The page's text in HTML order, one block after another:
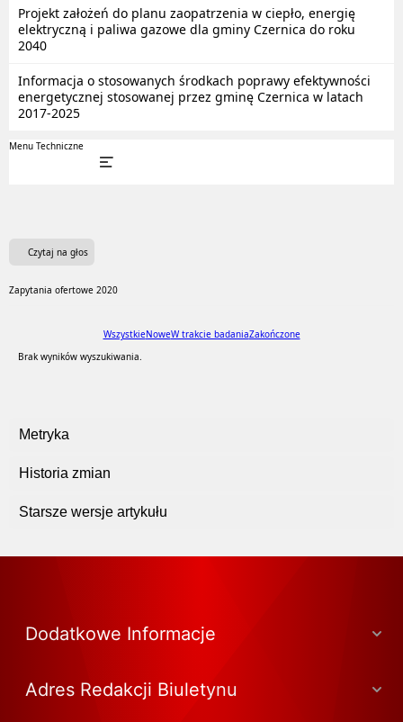
Projekt założeń do planu zaopatrzenia w ciepło, energię
elektryczną i paliwa gazowe dla gminy Czernica do roku
2040
Informacja o stosowanych środkach poprawy efektywności
energetycznej stosowanej przez gminę Czernica w latach
2017-2025
Menu Techniczne
Czytaj na głos
Zapytania ofertowe 2020
WszystkieNoweW trakcie badaniaZakończone
Brak wyników wyszukiwania.
Metryka
Historia zmian
Starsze wersje artykułu
Dodatkowe Informacje
Adres Redakcji Biuletynu